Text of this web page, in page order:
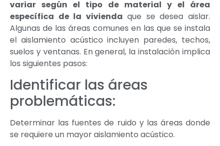
variar según el tipo de material y el área
específica de la vivienda que se desea aislar.
Algunas de las áreas comunes en las que se instala
el aislamiento acústico incluyen paredes, techos,
suelos y ventanas. En general, la instalación implica
los siguientes pasos:
Identificar las áreas
problemáticas:
Determinar las fuentes de ruido y las áreas donde
se requiere un mayor aislamiento acústico.